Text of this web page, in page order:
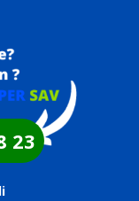
23